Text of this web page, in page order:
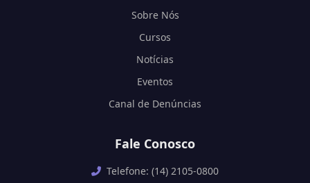
Sobre Nós
Cursos
Notícias
Eventos
Canal de Denúncias
Fale Conosco
Telefone: (14) 2105-0800